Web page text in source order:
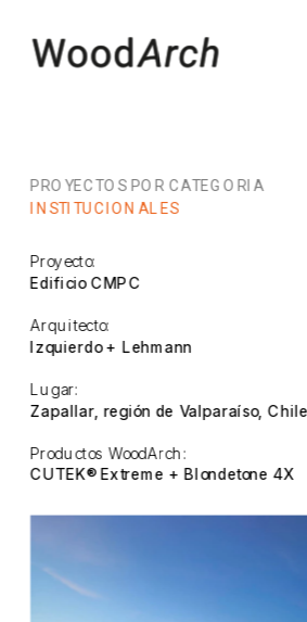
PROYECTOS POR CATEGORIA
INSTITUCIONALES
Proyecto:
Edificio CMPC
Arquitecto:
Izquierdo + Lehmann
Lugar:
Zapallar, región de Valparaíso, Chile
Productos WoodArch:
CUTEK® Extreme + Blondetone 4X